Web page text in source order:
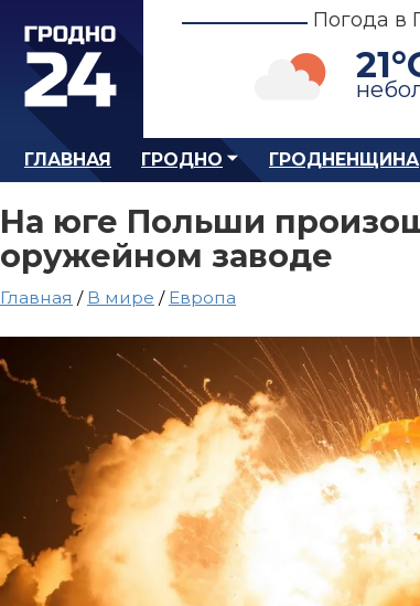
Погода в
ГЛАВНАЯ ГРОДНО ГРОДНЕНЩИНА
На юге Польши
оружейном заводе
Главная / В мире / Европа